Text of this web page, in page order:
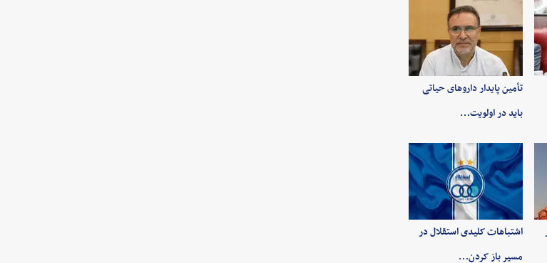
تأمین پایدار داروهای حیاتی
باید در اولویت…
اشتباهات کلیدی استقلال در
مسیر باز کردن…